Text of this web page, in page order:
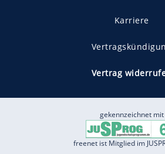
Karriere
Vertrag
gekennzeichnet mit
freenet ist Mitglied im